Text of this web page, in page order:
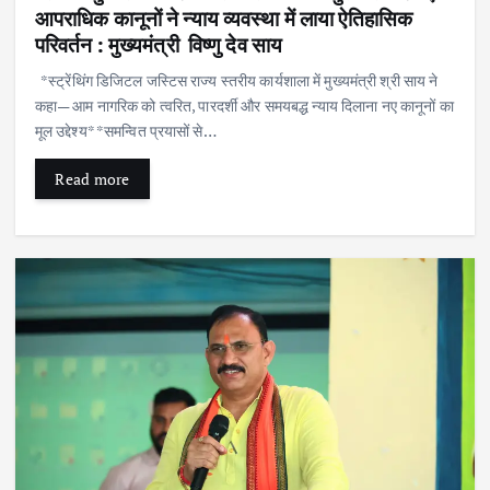
आपराधिक कानूनों ने न्याय व्यवस्था में लाया ऐतिहासिक
परिवर्तन : मुख्यमंत्री विष्णु देव साय
*स्ट्रेंथिंग डिजिटल जस्टिस राज्य स्तरीय कार्यशाला में मुख्यमंत्री श्री साय ने
कहा— आम नागरिक को त्वरित, पारदर्शी और समयबद्ध न्याय दिलाना नए कानूनों का
मूल उद्देश्य* *समन्वित प्रयासों से…
Read more